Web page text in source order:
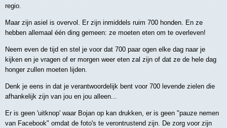
regio.
Maar zijn asiel is overvol. Er zijn inmiddels ruim 700 honden. En ze
hebben allemaal één ding gemeen: ze moeten eten om te overleven!
Neem even de tijd en stel je voor dat 700 paar ogen elke dag naar je
kijken en je vragen of er morgen weer eten zal zijn of dat ze de hele dag
honger zullen moeten lijden.
Denk je eens in dat je verantwoordelijk bent voor 700 levende zielen die
afhankelijk zijn van jou en jou alleen...
Er is geen 'uitknop' waar Bojan op kan drukken, er is geen "pauze nemen
van Facebook" omdat de foto's te verontrustend zijn. De zorg voor zijn